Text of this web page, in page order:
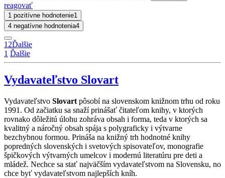
reagovať
1 pozitívne hodnotenie1
4 negatívne hodnotenia4
1 2Ďalšie
1 Ďalšie
Vydavateľstvo Slovart
Vydavateľstvo Slovart pôsobí na slovenskom knižnom trhu od roku
1991. Od začiatku sa snaží prinášať čitateľom knihy, v ktorých
rovnako dôležitú úlohu zohráva obsah i forma, teda v ktorých sa
kvalitný a náročný obsah spája s polygraficky i výtvarne
bezchybnou formou. Prináša na knižný trh hodnotné knihy
popredných slovenských i svetových spisovateľov, monografie
špičkových výtvarných umelcov i modernú literatúru pre deti a
mládež. Nechce sa stať najväčším vydavateľstvom na Slovensku, no
chce byť vydavateľstvom najlepších kníh.